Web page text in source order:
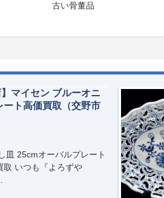
古い骨董品
マイセン ブルーオニ
ート高価買取（交野市
皿 25cmオーバルプレート
取 いつも『よろずや